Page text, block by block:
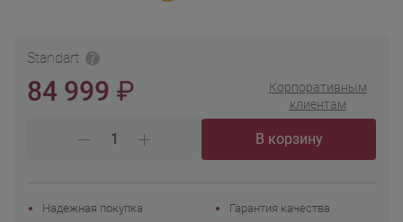
Standart
84 999 ₽
Корпоративным
клиентам
В корзину
Надежная покупка
Гарантия качества